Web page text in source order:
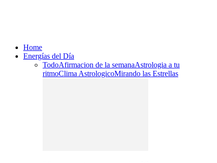
Home
Energías del Día
TodoAfirmacion de la semanaAstrologia a tu
ritmoClima AstrologicoMirando las Estrellas